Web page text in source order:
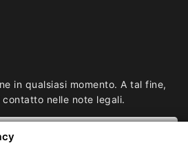
in qualsiasi momento. A tal fine,
nelle note legali.